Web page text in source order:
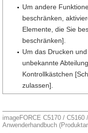
Um andere
beschränken,
Elemente, die Sie
beschränken].
Um das Drucken
unbekannte
Kontrollkästchen
zulassen].
imageFORCE C5170 / C5160
Anwenderhandbuch